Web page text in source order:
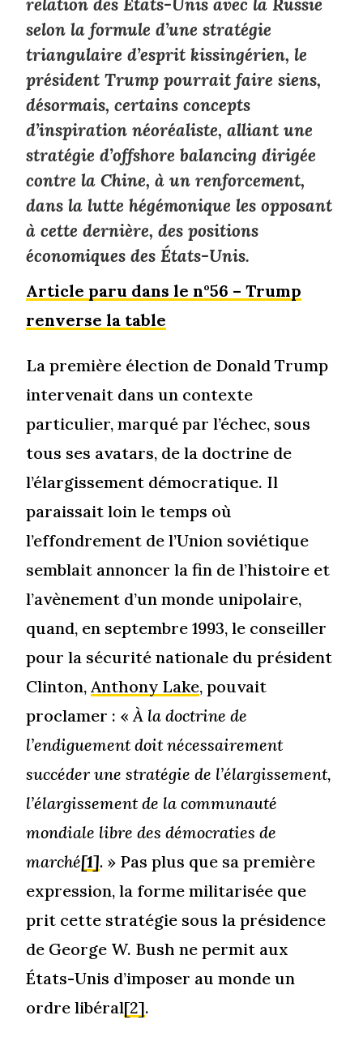
selon la formule d’une stratégie
triangulaire d’esprit kissingérien, le
président Trump pourrait faire siens,
désormais, certains concepts
d’inspiration néoréaliste, alliant une
stratégie d’offshore balancing dirigée
contre la Chine, à un renforcement,
dans la lutte hégémonique les opposant
à cette dernière, des positions
économiques des États-Unis.
Article paru dans le no56 – Trump
renverse la table
La première élection de Donald Trump
intervenait dans un contexte
particulier, marqué par l’échec, sous
tous ses avatars, de la doctrine de
l’élargissement démocratique. Il
paraissait loin le temps où
l’effondrement de l’Union soviétique
semblait annoncer la fin de l’histoire et
l’avènement d’un monde unipolaire,
quand, en septembre 1993, le conseiller
pour la sécurité nationale du président
Clinton, Anthony Lake, pouvait
proclamer : «À la doctrine de
l’endiguement doit nécessairement
succéder une stratégie de l’élargissement,
l’élargissement de la communauté
mondiale libre des démocraties de
marché[1]. » Pas plus que sa première
expression, la forme militarisée que
prit cette stratégie sous la présidence
de George W. Bush ne permit aux
États-Unis d’imposer au monde un
ordre libéral[2].